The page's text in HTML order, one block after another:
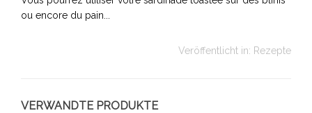
ou encore du pain...
Veröffentlicht in: Rezepte
VERWANDTE PRODUKTE